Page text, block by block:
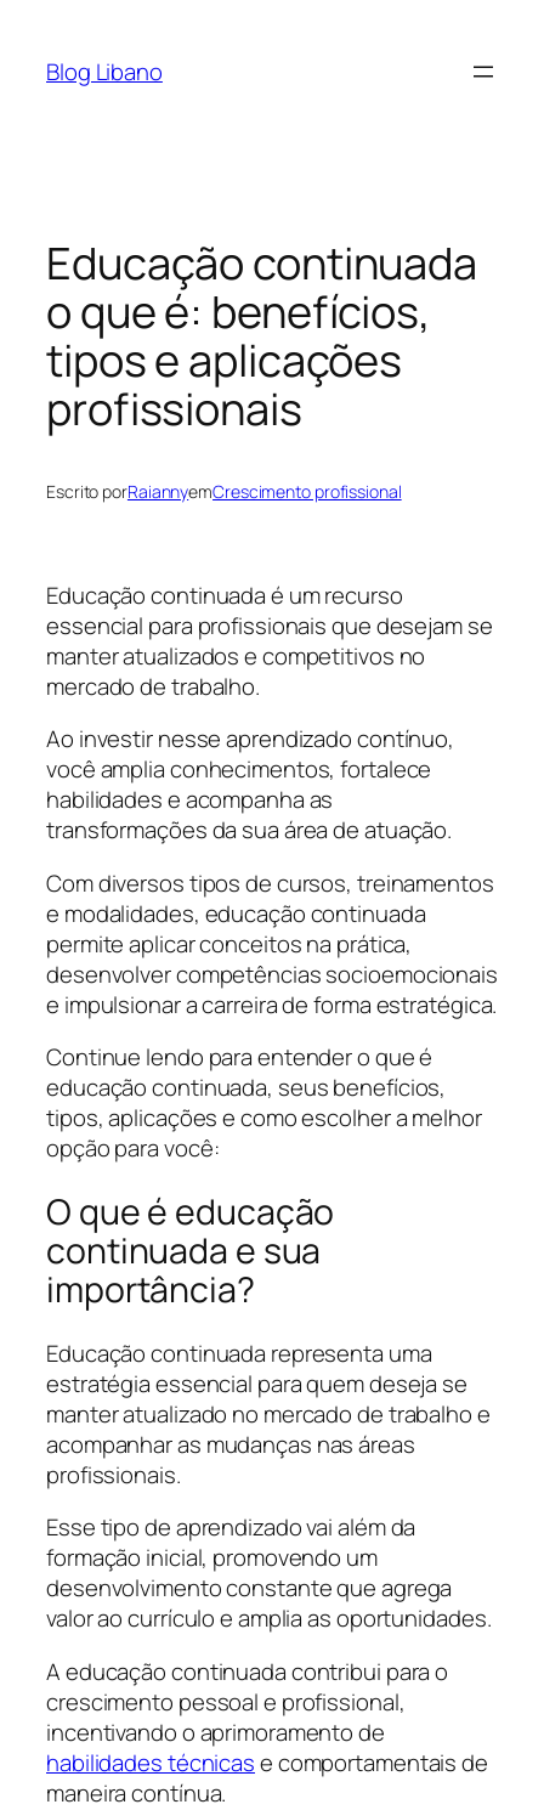
Blog Libano
Educação continuada
o que é: benefícios,
tipos e aplicações
profissionais
Escrito porRaiannyemCrescimento profissional
Educação continuada é um recurso
essencial para profissionais que desejam se
manter atualizados e competitivos no
mercado de trabalho.
Ao investir nesse aprendizado contínuo,
você amplia conhecimentos, fortalece
habilidades e acompanha as
transformações da sua área de atuação.
Com diversos tipos de cursos, treinamentos
e modalidades, educação continuada
permite aplicar conceitos na prática,
desenvolver competências socioemocionais
e impulsionar a carreira de forma estratégica.
Continue lendo para entender o que é
educação continuada, seus benefícios,
tipos, aplicações e como escolher a melhor
opção para você:
O que é educação
continuada e sua
importância?
Educação continuada representa uma
estratégia essencial para quem deseja se
manter atualizado no mercado de trabalho e
acompanhar as mudanças nas áreas
profissionais.
Esse tipo de aprendizado vai além da
formação inicial, promovendo um
desenvolvimento constante que agrega
valor ao currículo e amplia as oportunidades.
A educação continuada contribui para o
crescimento pessoal e profissional,
incentivando o aprimoramento de
habilidades técnicase comportamentais de
maneira contínua.